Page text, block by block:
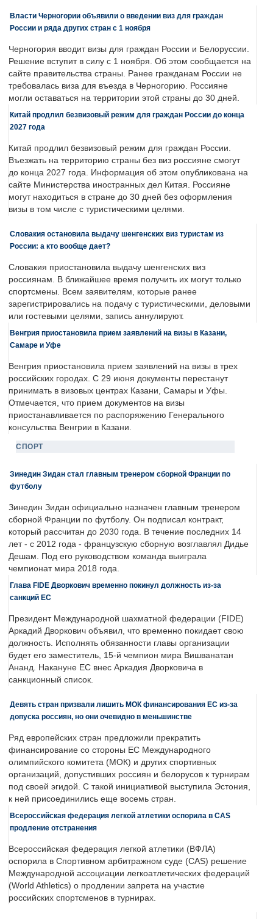
Власти Черногории объявили о введении виз для граждан
России и ряда других стран с 1 ноября
Черногория вводит визы для граждан России и Белоруссии.
Решение вступит в силу с 1 ноября. Об этом сообщается на
сайте правительства страны. Ранее гражданам России не
требовалась виза для въезда в Черногорию. Россияне
могли оставаться на территории этой страны до 30 дней.
Китай продлил безвизовый режим для граждан России до конца
2027 года
Китай продлил безвизовый режим для граждан России.
Въезжать на территорию страны без виз россияне смогут
до конца 2027 года. Информация об этом опубликована на
сайте Министерства иностранных дел Китая. Россияне
могут находиться в стране до 30 дней без оформления
визы в том числе с туристическими целями.
Словакия остановила выдачу шенгенских виз туристам из
России: а кто вообще дает?
Словакия приостановила выдачу шенгенских виз
россиянам. В ближайшее время получить их могут только
спортсмены. Всем заявителям, которые ранее
зарегистрировались на подачу с туристическими, деловыми
или гостевыми целями, запись аннулируют.
Венгрия приостановила прием заявлений на визы в Казани,
Самаре и Уфе
Венгрия приостановила прием заявлений на визы в трех
российских городах. С 29 июня документы перестанут
принимать в визовых центрах Казани, Самары и Уфы.
Отмечается, что прием документов на визы
приостанавливается по распоряжению Генерального
консульства Венгрии в Казани.
СПОРТ
Зинедин Зидан стал главным тренером сборной Франции по
футболу
Зинедин Зидан официально назначен главным тренером
сборной Франции по футболу. Он подписал контракт,
который рассчитан до 2030 года. В течение последних 14
лет - с 2012 года - французскую сборную возглавлял Дидье
Дешам. Под его руководством команда выиграла
чемпионат мира 2018 года.
Глава FIDE Дворкович временно покинул должность из-за
санкций ЕС
Президент Международной шахматной федерации (FIDE)
Аркадий Дворкович объявил, что временно покидает свою
должность. Исполнять обязанности главы организации
будет его заместитель, 15-й чемпион мира Вишванатан
Ананд. Накануне ЕС внес Аркадия Дворковича в
санкционный список.
Девять стран призвали лишить МОК финансирования ЕС из-за
допуска россиян, но они очевидно в меньшинстве
Ряд европейских стран предложили прекратить
финансирование со стороны ЕС Международного
олимпийского комитета (МОК) и других спортивных
организаций, допустивших россиян и белорусов к турнирам
под своей эгидой. С такой инициативой выступила Эстония,
к ней присоединились еще восемь стран.
Всероссийская федерация легкой атлетики оспорила в CAS
продление отстранения
Всероссийская федерация легкой атлетики (ВФЛА)
оспорила в Спортивном арбитражном суде (CAS) решение
Международной ассоциации легкоатлетических федераций
(World Athletics) о продлении запрета на участие
российских спортсменов в турнирах.